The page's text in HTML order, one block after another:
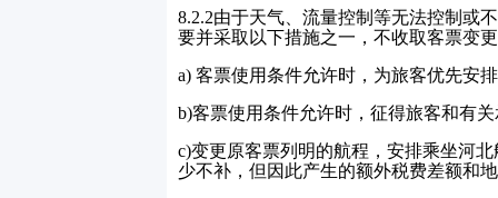
8.2.2由于天气、流量控制等无法控制或
要并采取以下措施之一，不收取客票变
a) 客票使用条件允许时，为旅客优先安
b)客票使用条件允许时，征得旅客和有
c)变更原客票列明的航程，安排乘坐河
少不补，但因此产生的额外税费差额和